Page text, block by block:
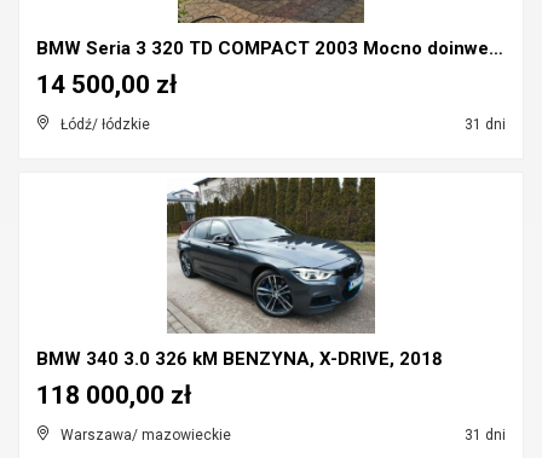
BMW Seria 3 320 TD COMPACT 2003 Mocno doinwestowan...
Łódź/ łódzkie 31 dni
14 500,00 zł
BMW 340 3.0 326 kM BENZYNA, X-DRIVE, 2018
Warszawa/ mazowieckie 31 dni
118 000,00 zł